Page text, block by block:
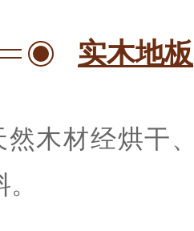
实木地板
然木材经烘干